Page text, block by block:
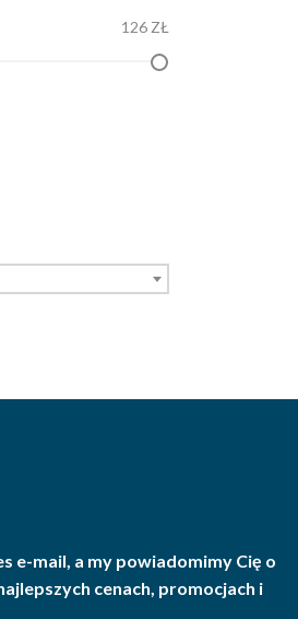
126 ZŁ
e-mail, a my powiadomimy Cię o
cenach, promocjach i